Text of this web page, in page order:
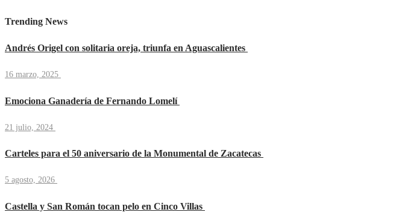
Trending News
Andrés Origel con solitaria oreja, triunfa en Aguascalientes
16 marzo, 2025
Emociona Ganadería de Fernando Lomelí
21 julio, 2024
Carteles para el 50 aniversario de la Monumental de Zacatecas
5 agosto, 2026
Castella y San Román tocan pelo en Cinco Villas